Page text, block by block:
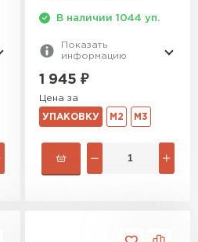
В наличии 1044 уп.
Показать
информацию
1 945 ₽
Цена за
УПАКОВКУ М2 М3